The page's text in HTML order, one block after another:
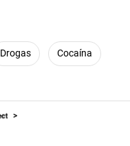
Drogas Cocaína